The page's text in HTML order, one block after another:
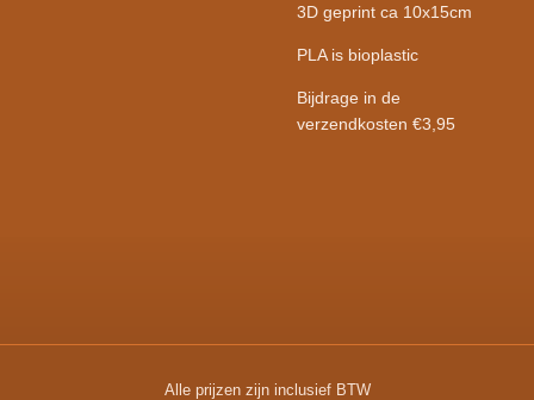
3D geprint ca 10x15cm
PLA is bioplastic
Bijdrage in de
verzendkosten €3,95
Alle prijzen zijn inclusief BTW